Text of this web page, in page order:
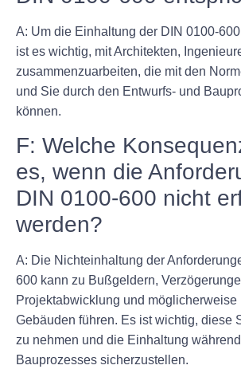
A: Um die Einhaltung der DIN 0100-
ist es wichtig, mit Architekten,
zusammenzuarbeiten, die mit den
und Sie durch den Entwurfs- und
können.
F: Welche
es, wenn die
DIN 0100-600 nicht
werden?
A: Die Nichteinhaltung der
600 kann zu Bußgeldern,
Projektabwicklung und möglicherweise
Gebäuden führen. Es ist wichtig, diese
zu nehmen und die Einhaltung
Bauprozesses sicherzustellen.